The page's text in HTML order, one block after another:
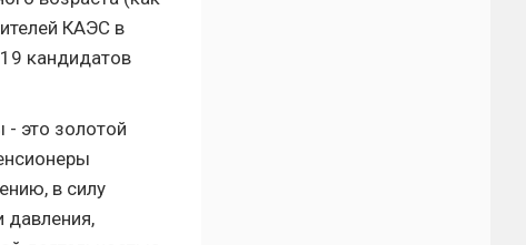
КАЭС в
кандидатов
это золотой
в силу
давления,